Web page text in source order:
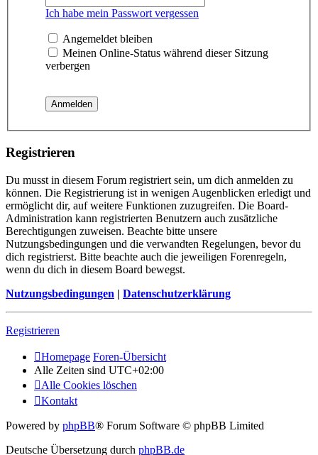
Ich habe mein Passwort vergessen
Angemeldet bleiben
Meinen Online-Status während dieser Sitzung
verbergen
Registrieren
Du musst in diesem Forum registriert sein, um dich anmelden zu
können. Die Registrierung ist in wenigen Augenblicken erledigt und
ermöglicht dir, auf weitere Funktionen zuzugreifen. Die Board-
Administration kann registrierten Benutzern auch zusätzliche
Berechtigungen zuweisen. Beachte bitte unsere
Nutzungsbedingungen und die verwandten Regelungen, bevor du
dich registrierst. Bitte beachte auch die jeweiligen Forenregeln,
wenn du dich in diesem Board bewegst.
Nutzungsbedingungen | Datenschutzerklärung
Registrieren
Homepage Foren-Übersicht
Alle Zeiten sind UTC+02:00
Alle Cookies löschen
Kontakt
Powered by phpBB® Forum Software © phpBB Limited
Deutsche Übersetzung durch phpBB.de